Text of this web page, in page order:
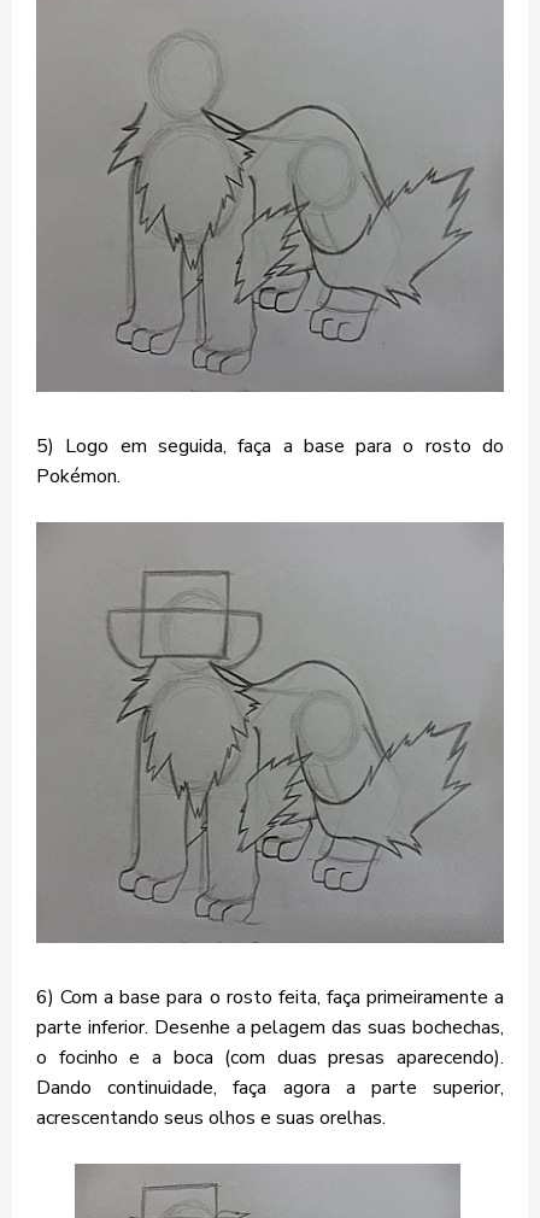
5) Logo em seguida, faça a base para o rosto do
Pokémon.
6) Com a base para o rosto feita, faça primeiramente a
parte inferior. Desenhe a pelagem das suas bochechas,
o focinho e a boca (com duas presas aparecendo).
Dando continuidade, faça agora a parte superior,
acrescentando seus olhos e suas orelhas.